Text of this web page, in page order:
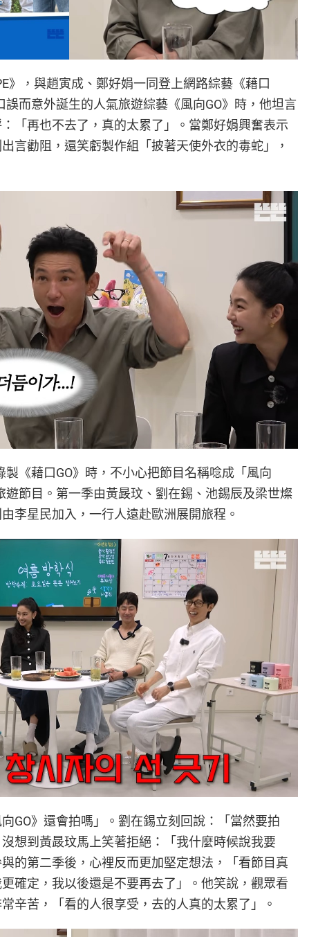
》，與趙寅成、鄭好娟一同登上網路綜藝《藉口
誤而意外誕生的人氣旅遊綜藝《風向GO》時，他坦言
「再也不去了，真的太累了」。當鄭好娟興奮表示
言勸阻，還笑虧製作組「披著天使外衣的毒蛇」，
製《藉口GO》時，不小心把節目名稱唸成「風向
遊節目。第一季由黃晸玟、劉在錫、池錫辰及梁世燦
李星民加入，一行人遠赴歐洲展開旅程。
GO》還會拍嗎」。劉在錫立刻回說：「當然要拍
想到黃晸玟馬上笑著拒絕：「我什麼時候說我要
的第二季後，心裡反而更加堅定想法，「看節目真
確定，我以後還是不要再去了」。他笑說，觀眾看
辛苦，「看的人很享受，去的人真的太累了」。